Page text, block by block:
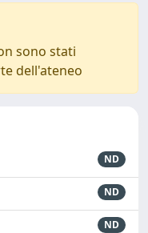
sono stati
dell'ateneo
ND
ND
ND